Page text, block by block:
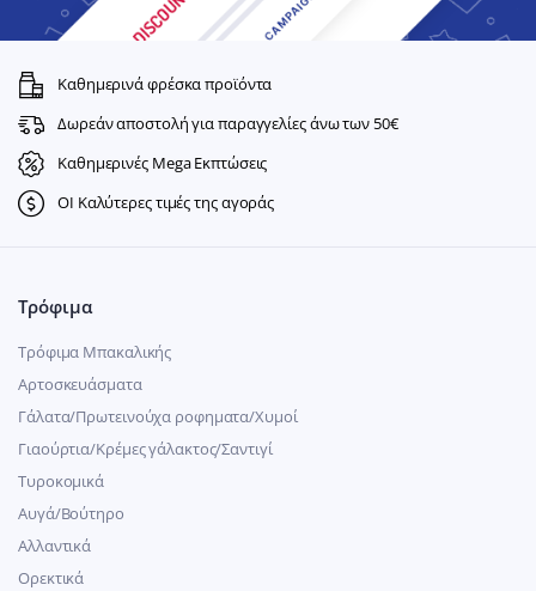
Καθημερινά φρέσκα προϊόντα
Δωρεάν αποστολή για παραγγελίες άνω των 50€
Καθημερινές Mega Εκπτώσεις
ΟΙ Καλύτερες τιμές της αγοράς
Τρόφιμα
Τρόφιμα Μπακαλικής
Αρτοσκευάσματα
Γάλατα/Πρωτεινούχα ροφηματα/Χυμοί
Γιαούρτια/Κρέμες γάλακτος/Σαντιγί
Τυροκομικά
Αυγά/Βούτηρο
Αλλαντικά
Ορεκτικά